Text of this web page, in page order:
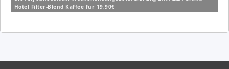
Hotel Filter-Blend Kaffee für 19,90€